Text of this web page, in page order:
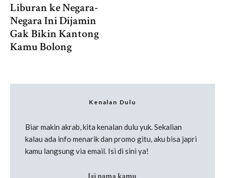
Liburan ke Negara-
Negara Ini Dijamin
Gak Bikin Kantong
Kamu Bolong
Kenalan Dulu
Biar makin akrab, kita kenalan dulu yuk. Sekalian
kalau ada info menarik dan promo gitu, aku bisa japri
kamu langsung via email. Isi di sini ya!